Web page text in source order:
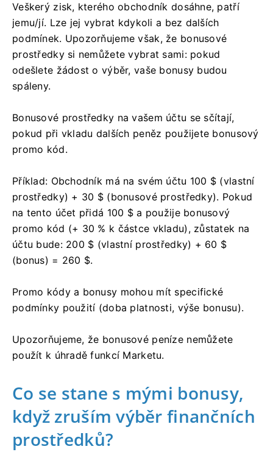
Veškerý zisk, kterého obchodník dosáhne, patří
jemu/jí. Lze jej vybrat kdykoli a bez dalších
podmínek. Upozorňujeme však, že bonusové
prostředky si nemůžete vybrat sami: pokud
odešlete žádost o výběr, vaše bonusy budou
spáleny.
Bonusové prostředky na vašem účtu se sčítají,
pokud při vkladu dalších peněz použijete bonusový
promo kód.
Příklad: Obchodník má na svém účtu 100 $ (vlastní
prostředky) + 30 $ (bonusové prostředky). Pokud
na tento účet přidá 100 $ a použije bonusový
promo kód (+ 30 % k částce vkladu), zůstatek na
účtu bude: 200 $ (vlastní prostředky) + 60 $
(bonus) = 260 $.
Promo kódy a bonusy mohou mít specifické
podmínky použití (doba platnosti, výše bonusu).
Upozorňujeme, že bonusové peníze nemůžete
použít k úhradě funkcí Marketu.
Co se stane s mými bonusy,
když zruším výběr finančních
prostředků?